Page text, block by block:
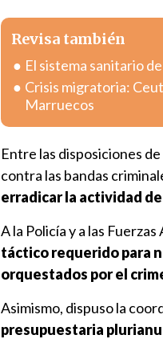
Revisa también
El sistema sanitario
Crisis migratoria:
Marruecos
Entre las disposiciones
contra las bandas
erradicar la actividad
A la Policía y a las
táctico requerido para
orquestados por el
Asimismo, dispuso la
presupuestaria